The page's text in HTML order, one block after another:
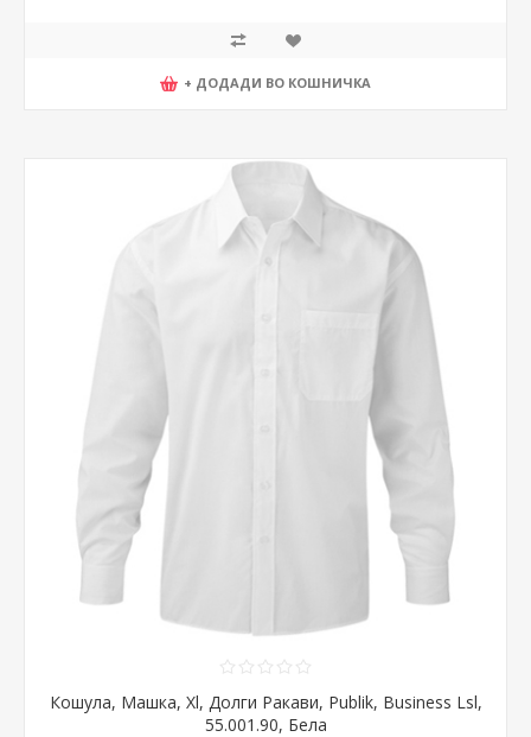
+ ДОДАДИ ВО КОШНИЧКА
Кошула, Машка, Xl, Долги Ракави, Publik, Business Lsl,
55.001.90, Бела